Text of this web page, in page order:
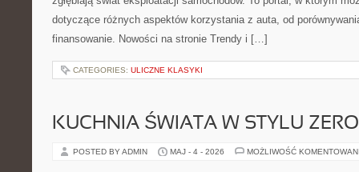
dotyczące różnych aspektów korzystania z auta, od
finansowanie. Nowości na stronie Trendy i […]
CATEGORIES: ULICZNE KLASYKI
KUCHNIA ŚWIATA W STYLU
POSTED BY ADMIN MAJ - 4 - 2026 MOŻLIWOŚĆ